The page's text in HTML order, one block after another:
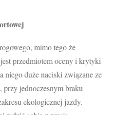
mimo tego że
przedmiotem oceny i krytyki
niego duże naciski związane ze
przy jednoczesnym braku
ekologicznej jazdy.